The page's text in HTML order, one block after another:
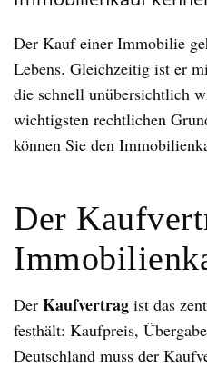
Der Kauf einer Immobilie
Lebens. Gleichzeitig ist er
die schnell unübersichtlich
wichtigsten rechtlichen
können Sie den
Der
Der Kaufvertrag ist das
festhält: Kaufpreis,
Deutschland muss der